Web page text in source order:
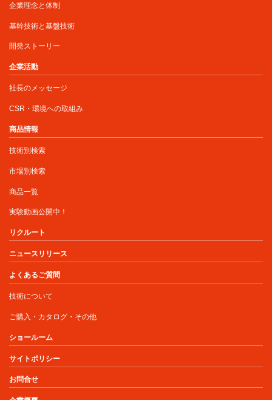
企業理念と体制
基幹技術と基盤技術
開発ストーリー
企業活動
社長のメッセージ
CSR・環境への取組み
商品情報
技術別検索
市場別検索
商品一覧
実験動画公開中！
リクルート
ニュースリリース
よくあるご質問
技術について
ご購入・カタログ・その他
ショールーム
サイトポリシー
お問合せ